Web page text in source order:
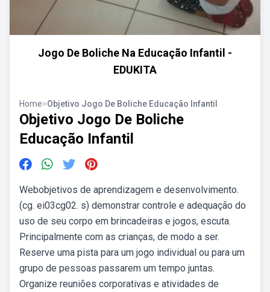
Jogo De Boliche Na Educação Infantil -
EDUKITA
Home>Objetivo Jogo De Boliche Educação Infantil
Objetivo Jogo De Boliche
Educação Infantil
Webobjetivos de aprendizagem e desenvolvimento.
(cg. ei03cg02. s) demonstrar controle e adequação do
uso de seu corpo em brincadeiras e jogos, escuta.
Principalmente com as crianças, de modo a ser.
Reserve uma pista para um jogo individual ou para um
grupo de pessoas passarem um tempo juntas.
Organize reuniões corporativas e atividades de